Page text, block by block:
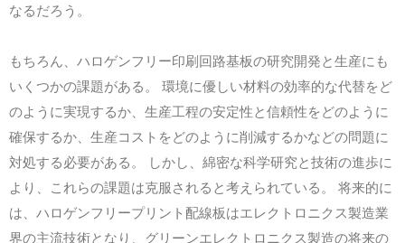
なるだろう。
もちろん、ハロゲンフリー印刷回路基板の研究開発と生産にも
いくつかの課題がある。 環境に優しい材料の効率的な代替をど
のように実現するか、生産工程の安定性と信頼性をどのように
確保するか、生産コストをどのように削減するかなどの問題に
対処する必要がある。 しかし、綿密な科学研究と技術の進歩に
より、これらの課題は克服されると考えられている。 将来的に
は、ハロゲンフリープリント配線板はエレクトロニクス製造業
界の主流技術となり、グリーンエレクトロニクス製造の将来の